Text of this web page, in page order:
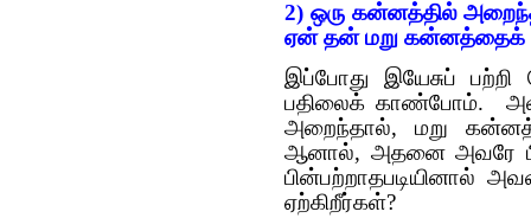
2) ஒரு கன்னத்தில்
ஏன் தன் மறு கன்னத்தைக்
இப்போது இயேசுப்
பதிலைக் காண்போம்.
அறைந்தால், மறு
ஆனால், அதனை அவரே
பின்பற்றாதபடியினால்
ஏற்கிறீர்கள்?